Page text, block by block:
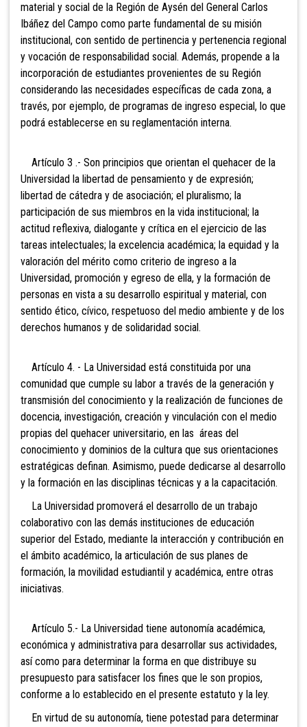
material y social de la Región de Aysén del General Carlos
Ibáñez del Campo como parte fundamental de su misión
institucional, con sentido de pertinencia y pertenencia regional
y vocación de responsabilidad social. Además, propende a la
incorporación de estudiantes provenientes de su Región
considerando las necesidades específicas de cada zona, a
través, por ejemplo, de programas de ingreso especial, lo que
podrá establecerse en su reglamentación interna.
Artículo 3 .- Son principios que orientan el quehacer de la
Universidad la libertad de pensamiento y de expresión;
libertad de cátedra y de asociación; el pluralismo; la
participación de sus miembros en la vida institucional; la
actitud reflexiva, dialogante y crítica en el ejercicio de las
tareas intelectuales; la excelencia académica; la equidad y la
valoración del mérito como criterio de ingreso a la
Universidad, promoción y egreso de ella, y la formación de
personas en vista a su desarrollo espiritual y material, con
sentido ético, cívico, respetuoso del medio ambiente y de los
derechos humanos y de solidaridad social.
Artículo 4. - La Universidad está constituida por una
comunidad que cumple su labor a través de la generación y
transmisión del conocimiento y la realización de funciones de
docencia, investigación, creación y vinculación con el medio
propias del quehacer universitario, en las áreas del
conocimiento y dominios de la cultura que sus orientaciones
estratégicas definan. Asimismo, puede dedicarse al desarrollo
y la formación en las disciplinas técnicas y a la capacitación.
La Universidad promoverá el desarrollo de un trabajo
colaborativo con las demás instituciones de educación
superior del Estado, mediante la interacción y contribución en
el ámbito académico, la articulación de sus planes de
formación, la movilidad estudiantil y académica, entre otras
iniciativas.
Artículo 5.- La Universidad tiene autonomía académica,
económica y administrativa para desarrollar sus actividades,
así como para determinar la forma en que distribuye su
presupuesto para satisfacer los fines que le son propios,
conforme a lo establecido en el presente estatuto y la ley.
En virtud de su autonomía, tiene potestad para determinar